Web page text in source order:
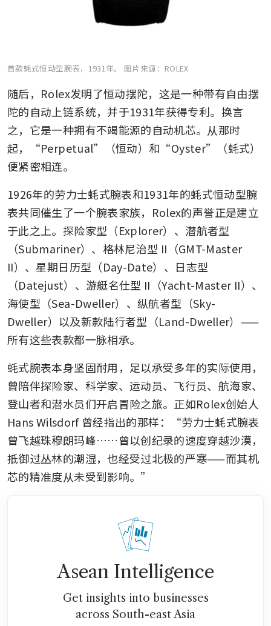
首款蚝式恒动型腕表，1931年。 图片来源：ROLEX
随后，Rolex发明了恒动摆陀，这是一种带有自由摆
陀的自动上链系统，并于1931年获得专利。换言
之，它是一种拥有不竭能源的自动机芯。从那时
起，“Perpetual”（恒动）和“Oyster”（蚝式）
便紧密相连。
1926年的劳力士蚝式腕表和1931年的蚝式恒动型腕
表共同催生了一个腕表家族，Rolex的声誉正是建立
于此之上。探险家型（Explorer）、潜航者型
（Submariner）、格林尼治型 II（GMT-Master
II）、星期日历型（Day-Date）、日志型
（Datejust）、游艇名仕型 II（Yacht-Master II）、
海使型（Sea-Dweller）、纵航者型（Sky-
Dweller）以及新款陆行者型（Land-Dweller）——
所有这些表款都一脉相承。
蚝式腕表本身坚固耐用，足以承受多年的实际使用，
曾陪伴探险家、科学家、运动员、飞行员、航海家、
登山者和潜水员们开启冒险之旅。正如Rolex创始人
Hans Wilsdorf 曾经指出的那样：“劳力士蚝式腕表
曾飞越珠穆朗玛峰……曾以创纪录的速度穿越沙漠，
抵御过丛林的潮湿，也经受过北极的严寒——而其机
芯的精准度从未受到影响。”
Asean Intelligence
Get insights into businesses
across South-east Asia